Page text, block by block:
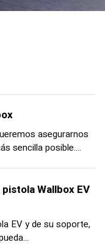
asegurarnos
sencilla posible....
Wallbox EV
EV y de su soporte,